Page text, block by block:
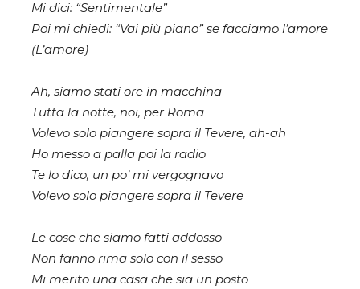
Mi dici: “Sentimentale”
Poi mi chiedi: “Vai più piano” se facciamo l’amore
(L’amore)
Ah, siamo stati ore in macchina
Tutta la notte, noi, per Roma
Volevo solo piangere sopra il Tevere, ah-ah
Ho messo a palla poi la radio
Te lo dico, un po’ mi vergognavo
Volevo solo piangere sopra il Tevere
Le cose che siamo fatti addosso
Non fanno rima solo con il sesso
Mi merito una casa che sia un posto